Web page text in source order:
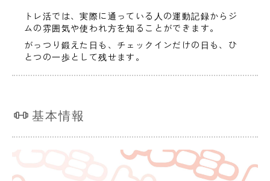
トレ活では、実際に通っている人の運動記録からジ
ムの雰囲気や使われ方を知ることができます。
がっつり鍛えた日も、チェックインだけの日も、ひ
とつの一歩として残せます。
基本情報